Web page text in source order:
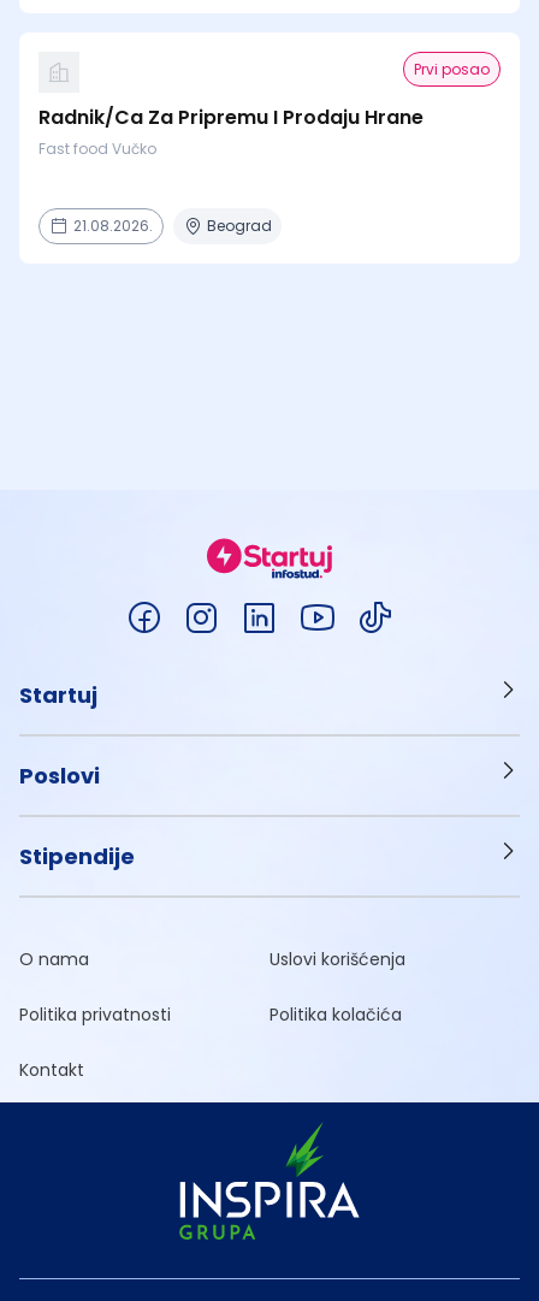
Prvi posao
Radnik/Ca Za Pripremu I Prodaju Hrane
Fast food Vučko
21.08.2026. Beograd
Startuj
Poslovi
Stipendije
O nama Uslovi korišćenja
Politika privatnosti Politika kolačića
Kontakt